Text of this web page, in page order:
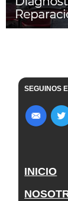
SEGUINOS
INICIO